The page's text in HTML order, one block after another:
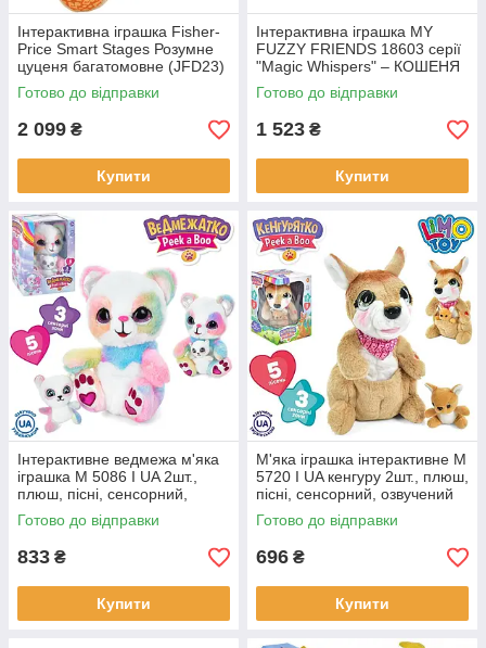
Інтерактивна іграшка Fisher-
Price Smart Stages​ Розумне
цуценя багатомовне (JFD23)
Готово до відправки
2 099 ₴
Купити
Інтерактивна іграшка MY
FUZZY FRIENDS 18603 серії
"Magic Whispers" – КОШЕНЯ
ЛУНА
Готово до відправки
1 523 ₴
Купити
Інтерактивне ведмежа м'яка
іграшка M 5086 I UA 2шт.,
плюш, пісні, сенсорний,
озвучений українською, на
батарейках, в коробці.
Готово до відправки
833 ₴
Купити
М'яка іграшка інтерактивне M
5720 I UA кенгуру 2шт., плюш,
пісні, сенсорний, озвучений
українською, на батарейках,
в коробці.
Готово до відправки
696 ₴
Купити